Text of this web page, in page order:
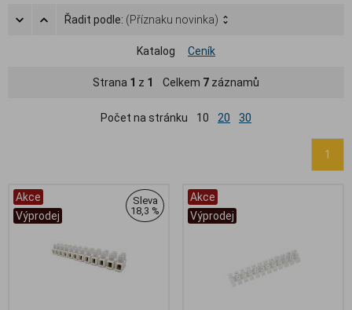
Řadit podle: (Příznaku novinka)
Katalog Ceník
Strana 1 z 1 Celkem 7 záznamů
Počet na stránku 10 20 30
1
Akce
Výprodej
Sleva
18,3 %
Akce
Výprodej